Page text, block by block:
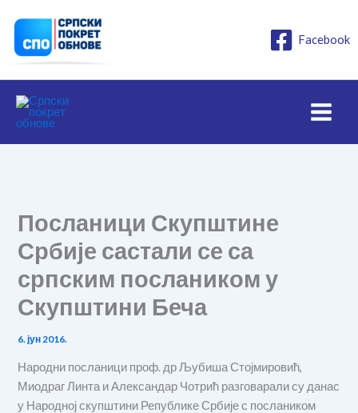
садржај
Facebook
Посланици Скупштине
Србије састали се са
српским послаником у
Скупштини Беча
6. јун 2016.
Народни посланици проф. др Љубиша Стојмировић,
Миодраг Линта и Александар Чотрић разговарали су данас
у Народној скупштини Републике Србије с послаником